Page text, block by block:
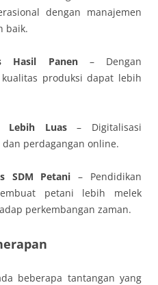
dengan manajemen
baik.
Hasil Panen– Dengan
produksi dapat lebih
Lebih Luas– Digitalisasi
perdagangan online.
SDM Petani – Pendidikan
petani lebih melek
perkembangan zaman.
beberapa tantangan yang